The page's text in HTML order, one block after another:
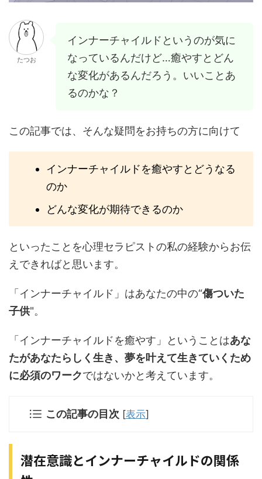
たつお
インナーチャイルドというのが気に
なっているんだけど…癒やすとどん
な変化があるんだろう。いいことあ
るのかな？
この記事では、そんな疑問をお持ちの方に向けて
インナーチャイルドを癒やすとどうなる
のか
どんな変化が期待できるのか
といったことを心理セラピストの私の経験からお伝
えできればと思います。
「インナーチャイルド」はあなたの中の“傷ついた
子供"。
「インナーチャイルドを癒やす」ということはあな
たがあなたらしく生き、夢を叶えて生きていくため
に必須のワークではないかと考えています。
この記事の目次 [表示]
潜在意識とインナーチャイルドの関係